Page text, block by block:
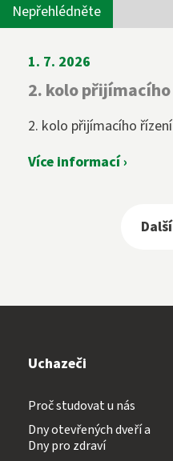
Nepřehlédněte
1. 7. 2026
2. kolo
2. kolo přijímacího
Více informací ›
Uchazeči
Proč studovat u nás
Dny otevřených dveří a
Dny pro zdraví